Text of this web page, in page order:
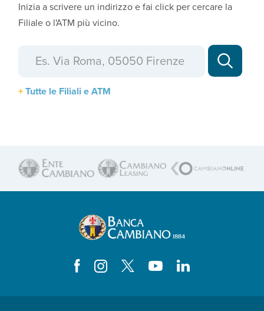
Inizia a scrivere un indirizzo e fai click per cercare la
Filiale o l'ATM più vicino.
Tutte le Filiali e ATM